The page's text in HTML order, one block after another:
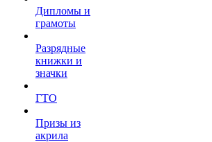
Дипломы и
грамоты
Разрядные
книжки и
значки
ГТО
Призы из
акрила